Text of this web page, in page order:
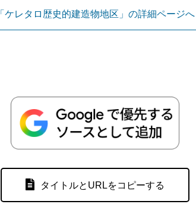
「ケレタロ歴史的建造物地区」の詳細ページへ
タイトルとURLをコピーする